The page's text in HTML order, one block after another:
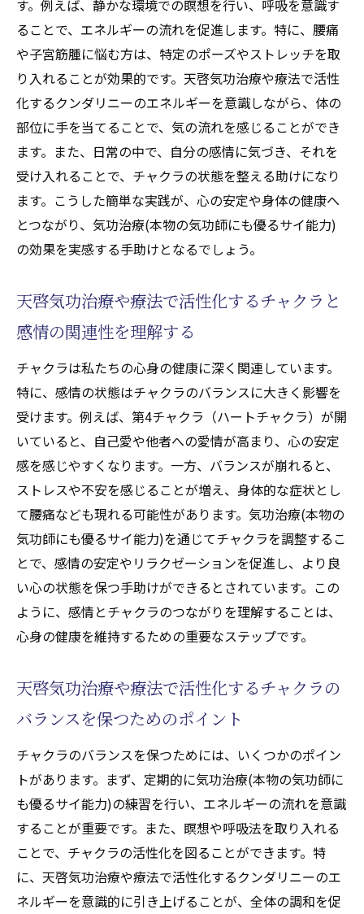
す。例えば、静かな環境での瞑想を行い、呼吸を意識す
ることで、エネルギーの流れを促進します。特に、腰痛
や子宮筋腫に悩む方は、特定のポーズやストレッチを取
り入れることが効果的です。天啓気功治療や療法で活性
化するクンダリニーのエネルギーを意識しながら、体の
部位に手を当てることで、気の流れを感じることができ
ます。また、日常の中で、自分の感情に気づき、それを
受け入れることで、チャクラの状態を整える助けになり
ます。こうした簡単な実践が、心の安定や身体の健康へ
とつながり、気功治療(本物の気功師にも優るサイ能力)
の効果を実感する手助けとなるでしょう。
天啓気功治療や療法で活性化するチャクラと
感情の関連性を理解する
チャクラは私たちの心身の健康に深く関連しています。
特に、感情の状態はチャクラのバランスに大きく影響を
受けます。例えば、第4チャクラ（ハートチャクラ）が開
いていると、自己愛や他者への愛情が高まり、心の安定
感を感じやすくなります。一方、バランスが崩れると、
ストレスや不安を感じることが増え、身体的な症状とし
て腰痛なども現れる可能性があります。気功治療(本物の
気功師にも優るサイ能力)を通じてチャクラを調整するこ
とで、感情の安定やリラクゼーションを促進し、より良
い心の状態を保つ手助けができるとされています。この
ように、感情とチャクラのつながりを理解することは、
心身の健康を維持するための重要なステップです。
天啓気功治療や療法で活性化するチャクラの
バランスを保つためのポイント
チャクラのバランスを保つためには、いくつかのポイン
トがあります。まず、定期的に気功治療(本物の気功師に
も優るサイ能力)の練習を行い、エネルギーの流れを意識
することが重要です。また、瞑想や呼吸法を取り入れる
ことで、チャクラの活性化を図ることができます。特
に、天啓気功治療や療法で活性化するクンダリニーのエ
ネルギーを意識的に引き上げることが、全体の調和を促